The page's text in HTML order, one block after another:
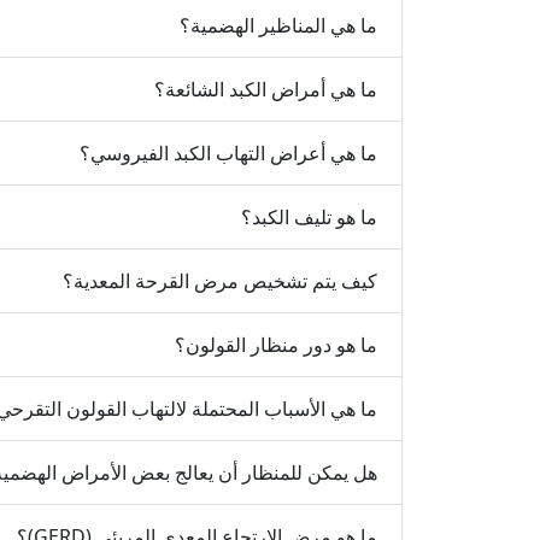
ما هي المناظير الهضمية؟
ما هي أمراض الكبد الشائعة؟
ما هي أعراض التهاب الكبد الفيروسي؟
ما هو تليف الكبد؟
كيف يتم تشخيص مرض القرحة المعدية؟
ما هو دور منظار القولون؟
ما هي الأسباب المحتملة لالتهاب القولون
هل يمكن للمنظار أن يعالج بعض الأمراض